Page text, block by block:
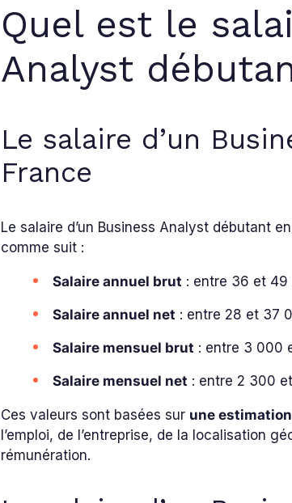
Quel est le
Analyst
Le salaire d’un
France
Le salaire d’un Business Analyst débutant
comme suit :
Salaire annuel brut : entre 36 et
Salaire annuel net : entre 28 et 37
Salaire mensuel brut : entre 3 000
Salaire mensuel net : entre 2 300
Ces valeurs sont basées sur une
l’emploi, de l’entreprise, de la localisation
rémunération.